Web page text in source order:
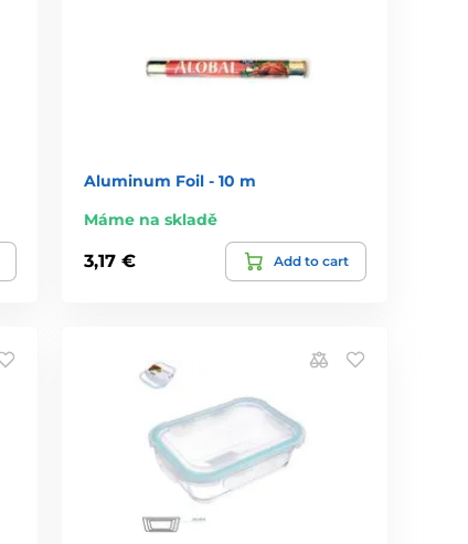
Aluminum Foil - 10 m
Máme na skladě
3,17 € Add to cart